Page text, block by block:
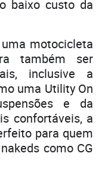
baixo custo da
motocicleta
também ser
inclusive a
uma Utility On
e da
confortáveis, a
para quem
como CG